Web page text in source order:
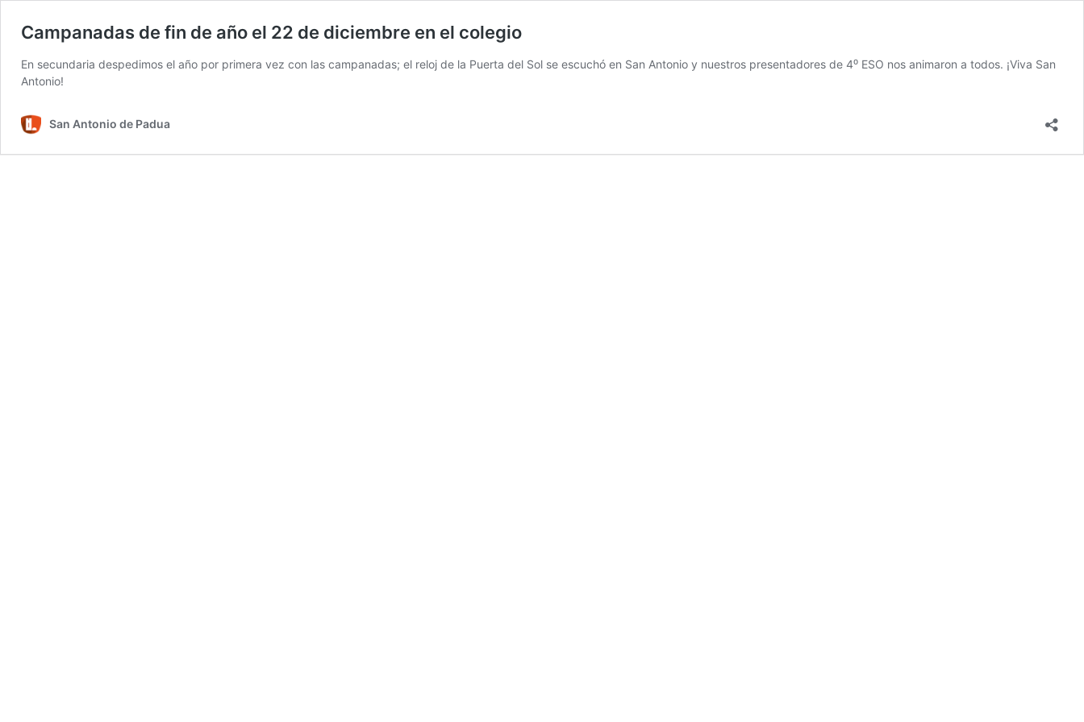
Campanadas de fin de año el 22 de diciembre en el colegio
En secundaria despedimos el año por primera vez con las campanadas; el reloj de la Puerta del Sol se escuchó en San Antonio y nuestros presentadores de 4⁰ ESO nos animaron a todos. ¡Viva San
Antonio!
San Antonio de Padua